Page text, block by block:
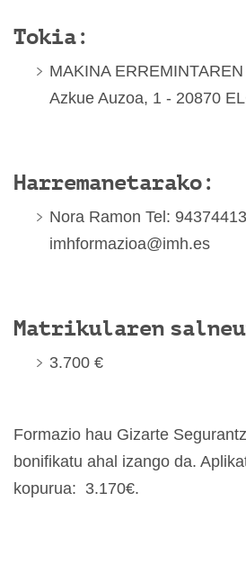
Tokia:
MAKINA
Azkue Auzoa, 1 - 20870
Harremanetarako:
Nora Ramon Tel:
imhformazioa@imh.es
Matrikularen
3.700 €
Formazio hau Gizarte
bonifikatu ahal izango da.
kopurua: 3.170€.